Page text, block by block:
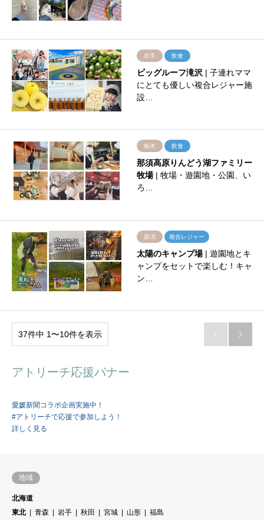
岩手 飲食
ビッグルーフ滝沢 | 子連れママ
にとても優しい複合レジャー施
設…
栃木 飲食
那須高原りんどう湖ファミリー
牧場| 牧場・遊園地・公園、い
ろ…
新潟 複合レジャー
太陽のキャンプ場| 遊園地とキ
ャンプをセットで楽しむ！キャ
ン…
37件中 1〜10件を表示  
アトリーチ応援バナー
愛媛新聞コラボ企画実施中！
#アトリーチで応援で参加しよう！
詳しく見る
地域
北海道
東北
青森 岩手 秋田 宮城 山形
福島